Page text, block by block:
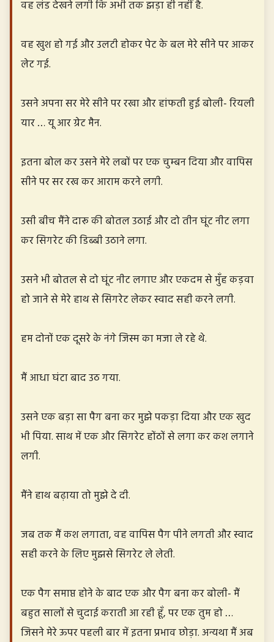
वह लंड देखने लगी कि अभी तक झड़ा ही नहीं है.
वह खुश हो गई और उलटी होकर पेट के बल मेरे सीने पर आकर
लेट गई.
उसने अपना सर मेरे सीने पर रखा और हांफती हुई बोली- रियली
यार … यू आर ग्रेट मैन.
इतना बोल कर उसने मेरे लबों पर एक चुम्बन दिया और वापिस
सीने पर सर रख कर आराम करने लगी.
उसी बीच मैंने दारू की बोतल उठाई और दो तीन घूंट नीट लगा
कर सिगरेट की डिब्बी उठाने लगा.
उसने भी बोतल से दो घूंट नीट लगाए और एकदम से मुँह कड़वा
हो जाने से मेरे हाथ से सिगरेट लेकर स्वाद सही करने लगी.
हम दोनों एक दूसरे के नंगे जिस्म का मजा ले रहे थे.
मैं आधा घंटा बाद उठ गया.
उसने एक बड़ा सा पैग बना कर मुझे पकड़ा दिया और एक खुद
भी पिया. साथ में एक और सिगरेट होंठों से लगा कर कश लगाने
लगी.
मैंने हाथ बढ़ाया तो मुझे दे दी.
जब तक मैं कश लगाता, वह वापिस पैग पीने लगती और स्वाद
सही करने के लिए मुझसे सिगरेट ले लेती.
एक पैग समाप्त होने के बाद एक और पैग बना कर बोली- मैं
बहुत सालों से चुदाई कराती आ रही हूँ, पर एक तुम हो …
जिसने मेरे ऊपर पहली बार में इतना प्रभाव छोड़ा. अन्यथा मैं अब